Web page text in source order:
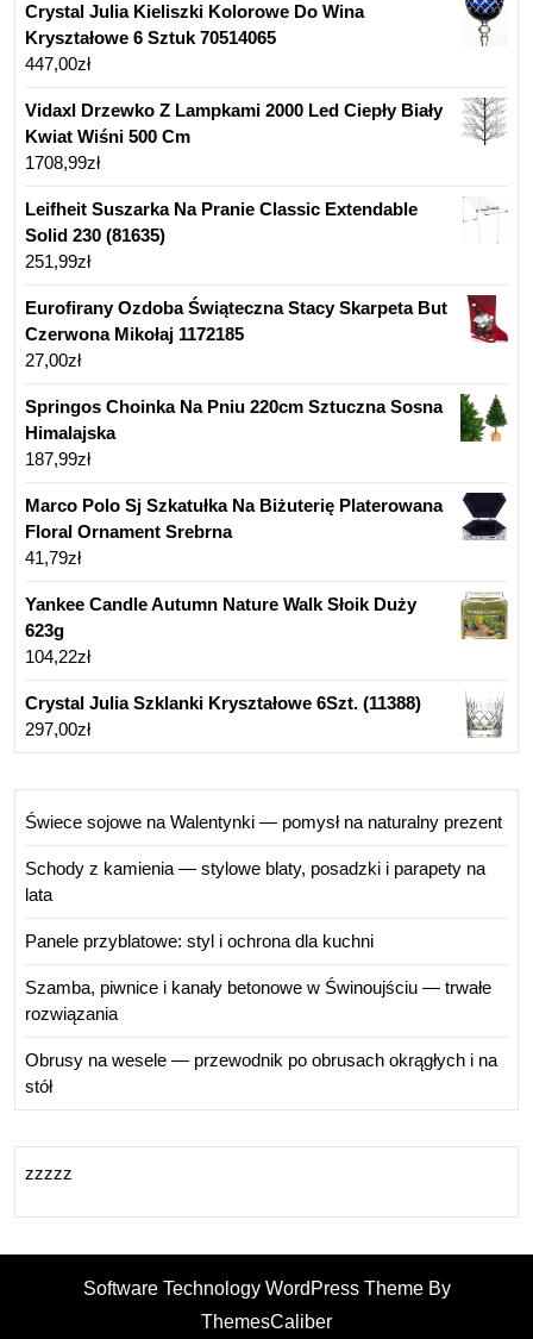
Crystal Julia Kieliszki Kolorowe Do Wina
Kryształowe 6 Sztuk 70514065
447,00zł
Vidaxl Drzewko Z Lampkami 2000 Led Ciepły Biały
Kwiat Wiśni 500 Cm
1708,99zł
Leifheit Suszarka Na Pranie Classic Extendable
Solid 230 (81635)
251,99zł
Eurofirany Ozdoba Świąteczna Stacy Skarpeta But
Czerwona Mikołaj 1172185
27,00zł
Springos Choinka Na Pniu 220cm Sztuczna Sosna
Himalajska
187,99zł
Marco Polo Sj Szkatułka Na Biżuterię Platerowana
Floral Ornament Srebrna
41,79zł
Yankee Candle Autumn Nature Walk Słoik Duży
623g
104,22zł
Crystal Julia Szklanki Kryształowe 6Szt. (11388)
297,00zł
Świece sojowe na Walentynki — pomysł na naturalny prezent
Schody z kamienia — stylowe blaty, posadzki i parapety na
lata
Panele przyblatowe: styl i ochrona dla kuchni
Szamba, piwnice i kanały betonowe w Świnoujściu — trwałe
rozwiązania
Obrusy na wesele — przewodnik po obrusach okrągłych i na
stół
zzzzz
Software Technology WordPress Theme By
ThemesCaliber